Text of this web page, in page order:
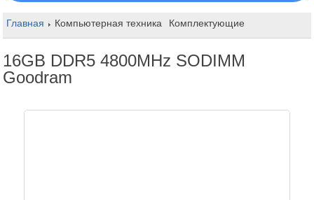
Главная Компьютерная техника Комплектующие
16GB DDR5 4800MHz SODIMM
Goodram